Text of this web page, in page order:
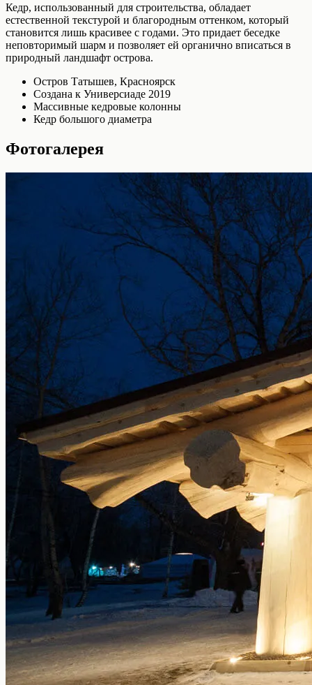
Кедр, использованный для строительства, обладает
естественной текстурой и благородным оттенком, который
становится лишь красивее с годами. Это придает беседке
неповторимый шарм и позволяет ей органично вписаться в
природный ландшафт острова.
Остров Татышев, Красноярск
Создана к Универсиаде 2019
Массивные кедровые колонны
Кедр большого диаметра
Фотогалерея